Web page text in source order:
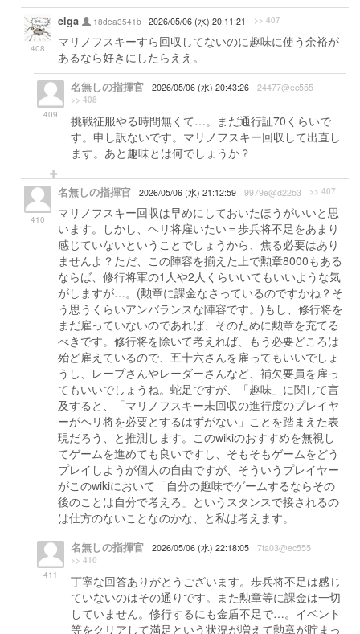
408
elga 18dea3541b 2026/05/06 (水) 20:11:21 >> 407
マリノフスキーすら回収してないのに趣味に使う余裕が
あるなら好きにしたらええ。
409
名無しの指揮官 2026/05/06 (水) 20:43:26 24477@ec555
>> 408
挑戦征服やる時間無くて…。まだ通行証70くらいで
す。申し訳ないです。マリノフスキー回収して出直し
ます。あと趣味とは何でしょうか？
410
名無しの指揮官 2026/05/06 (水) 21:12:59 9979e@d22b3 >> 407
マリノフスキー回収は早めにしておいたほうがいいと思
います。しかし、ヘリ将雇いたい＝歩兵将不足をあまり
感じていないということでしょうから、焦る必要はあり
ませんよ？ただ、この陣容を揃えた上で勲章8000もある
ならば、修行将軍の1人や2人くらいいてもいいような気
がしますが…。(勲章に課金なさっているのですかね？そ
う思うくらいアンバランスな陣容です。)もし、修行将を
まだ雇っていないのであれば、そのために勲章を充てる
べきです。修行将を除いて考えれば、もう必要どころは
殆ど雇えているので、五十六さんを雇ってもいいでしょ
うし、レープさんやレーダーさんなど、補欠要員を雇っ
てもいいでしょうね。蛇足ですが、「趣味」に関して言
及すると、「マリノフスキー未回収の進行度のプレイヤ
ーがヘリ将を必要とするはずがない」ことを踏まえた表
現だろう、と推測します。このwikiのおすすめを無視し
てゲームを進めても良いですし、そもそもゲームをどう
プレイしようが個人の自由ですが、そういうプレイヤー
がこのwikiにおいて「自分の趣味でゲームするならその
後のことは自分で考えろ」というスタンスで接されるの
は仕方のないことなのかな、と私は考えます。
411
名無しの指揮官 2026/05/06 (水) 22:18:05 7fa03@ec555
>> 410
丁寧な回答ありがとうございます。歩兵将不足は感じ
ていないのはその通りです。また勲章等に課金は一切
していません。修行するにも金盾不足で…。イベント
等をクリアして満足という状況が増えて勲章が貯まっ